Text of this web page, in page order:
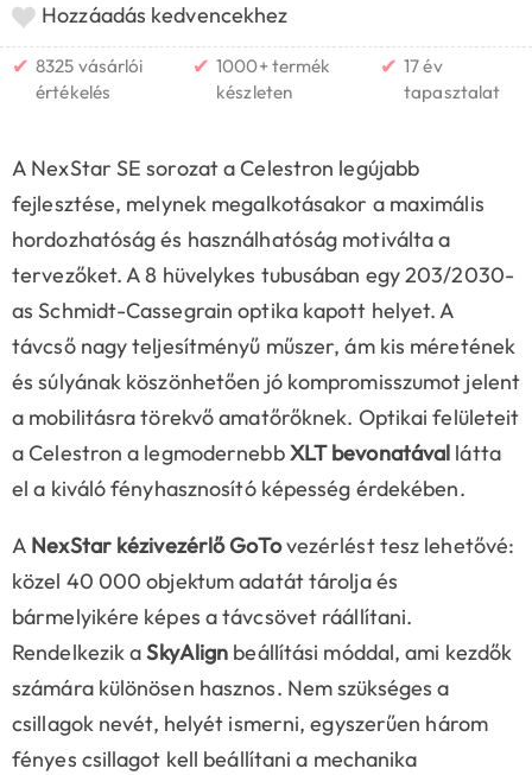
Hozzáadás kedvencekhez
✔ 8325 vásárlói
értékelés
✔ 1000+ termék
készleten
✔ 17 év
tapasztalat
A NexStar SE sorozat a Celestron legújabb
fejlesztése, melynek megalkotásakor a maximális
hordozhatóság és használhatóság motiválta a
tervezőket. A 8 hüvelykes tubusában egy 203/2030-
as Schmidt-Cassegrain optika kapott helyet. A
távcső nagy teljesítményű műszer, ám kis méretének
és súlyának köszönhetően jó kompromisszumot jelent
a mobilitásra törekvő amatőrőknek. Optikai felületeit
a Celestron a legmodernebbXLT bevonatával látta
el a kiváló fényhasznosító képesség érdekében.
A NexStar kézivezérlő GoTovezérlést tesz lehetővé:
közel 40 000 objektum adatát tárolja és
bármelyikére képes a távcsövet ráállítani.
Rendelkezik aSkyAlign beállítási móddal, ami kezdők
számára különösen hasznos. Nem szükséges a
csillagok nevét, helyét ismerni, egyszerűen három
fényes csillagot kell beállítani a mechanika